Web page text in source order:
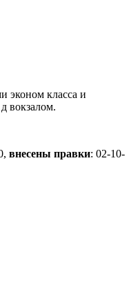
эконом класса и
вокзалом.
внесены правки: 02-10-